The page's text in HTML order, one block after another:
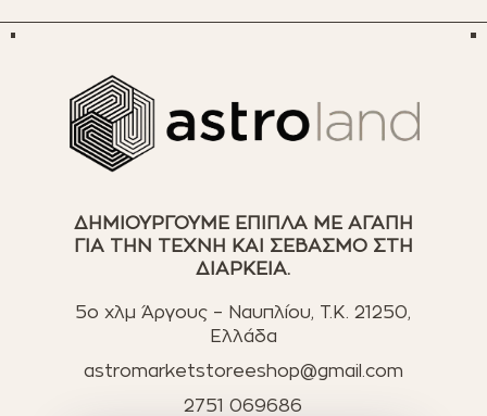
ΔΗΜΙΟΥΡΓΟΥΜΕ ΕΠΙΠΛΑ ΜΕ ΑΓΑΠΗ
ΓΙΑ ΤΗΝ ΤΕΧΝΗ ΚΑΙ ΣΕΒΑΣΜΟ ΣΤΗ
ΔΙΑΡΚΕΙΑ.
5ο χλμ Άργους – Ναυπλίου, T.K. 21250,
Ελλάδα
astromarketstoreeshop@gmail.com
2751 069686